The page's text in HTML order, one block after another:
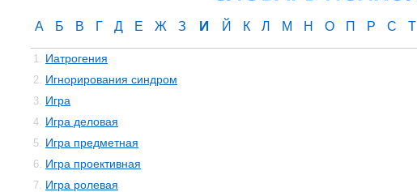
А Б В Г Д Е Ж З И Й К Л М Н О П Р С Т
1. Иатрогения
2. Игнорирования синдром
3. Игра
4. Игра деловая
5. Игра предметная
6. Игра проективная
7. Игра ролевая